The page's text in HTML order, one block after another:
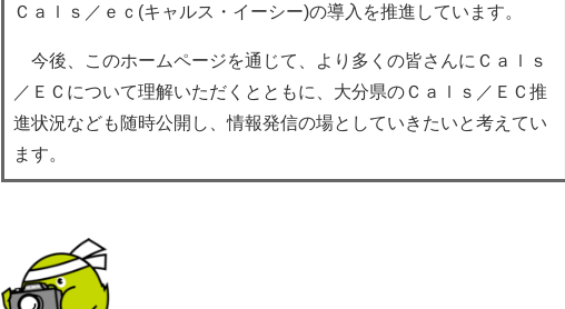
Ｃａｌｓ／ｅｃ(キャルス・イーシー)の導入を推進しています。
今後、このホームページを通じて、より多くの皆さんにＣａｌｓ
／ＥＣについて理解いただくとともに、大分県のＣａｌｓ／ＥＣ推
進状況なども随時公開し、情報発信の場としていきたいと考えてい
ます。